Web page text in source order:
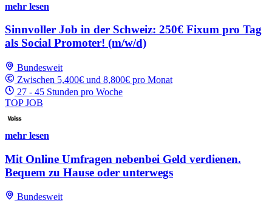
mehr lesen
Sinnvoller Job in der Schweiz: 250€ Fixum pro Tag
als Social Promoter! (m/w/d)
Bundesweit
Zwischen 5,400€ und 8,800€ pro Monat
27 - 45 Stunden pro Woche
TOP JOB
mehr lesen
Mit Online Umfragen nebenbei Geld verdienen.
Bequem zu Hause oder unterwegs
Bundesweit